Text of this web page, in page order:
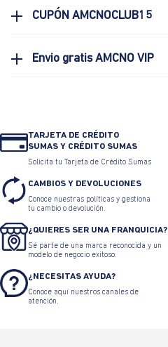
CUPÓN AMCNOCLUB15
Envio gratis AMCNO VIP
TARJETA DE CRÉDITO
SUMAS Y CRÉDITO SUMAS
Solicita tu Tarjeta de Crédito Sumas
CAMBIOS Y DEVOLUCIONES
Conoce nuestras políticas y gestiona
tu cambio o devolución.
¿QUIERES SER UNA FRANQUICIA?
Sé parte de una marca reconocida y un
modelo de negocio exitoso.
¿NECESITAS AYUDA?
Conoce aquí nuestros canales de
atención.